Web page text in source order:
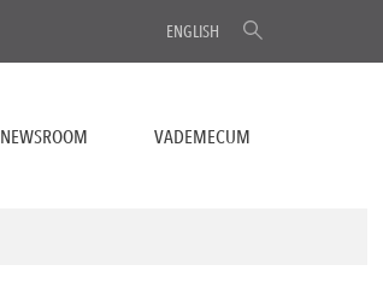
ENGLISH
NEWSROOM VADEMECUM